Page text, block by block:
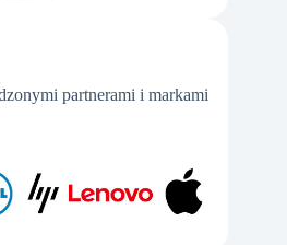
partnerami i markami